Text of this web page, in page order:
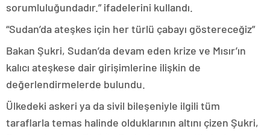
sorumluluğundadır.” ifadelerini kullandı.
“Sudan’da ateşkes için her türlü çabayı göstereceğiz”
Bakan Şukri, Sudan’da devam eden krize ve Mısır’ın
kalıcı ateşkese dair girişimlerine ilişkin de
değerlendirmelerde bulundu.
Ülkedeki askeri ya da sivil bileşeniyle ilgili tüm
taraflarla temas halinde olduklarının altını çizen Şukri,